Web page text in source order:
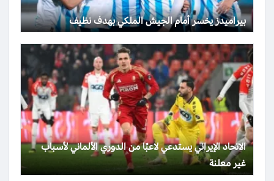
بيراميدز يخسر أمام الجيش الملكي بهدف نظيف
الاتحاد الإيراني يستدعي لاعبًا من الدوري الألماني لأسباب
غير معلنة